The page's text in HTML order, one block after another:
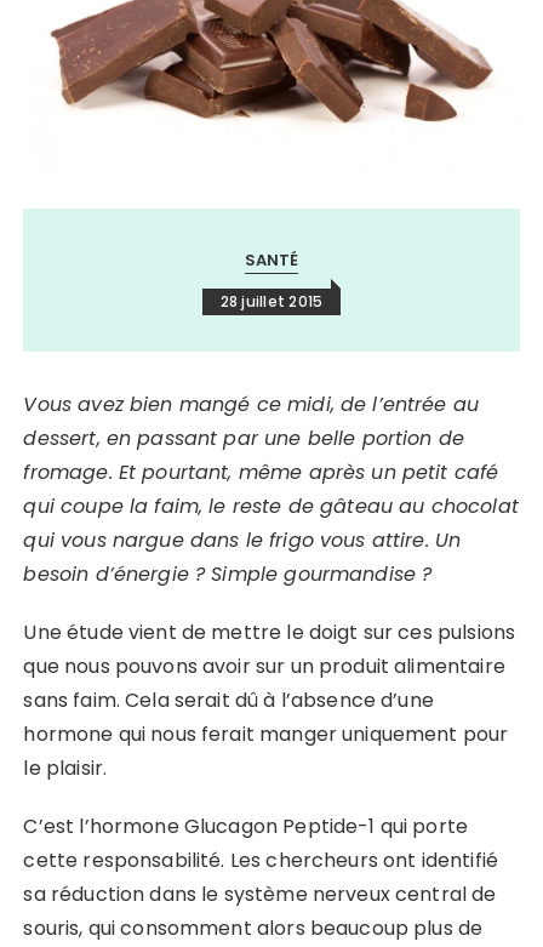
SANTÉ
28 juillet 2015
Vous avez bien mangé ce midi, de l’entrée au
dessert, en passant par une belle portion de
fromage. Et pourtant, même après un petit café
qui coupe la faim, le reste de gâteau au chocolat
qui vous nargue dans le frigo vous attire. Un
besoin d’énergie ? Simple gourmandise ?
Une étude vient de mettre le doigt sur ces pulsions
que nous pouvons avoir sur un produit alimentaire
sans faim. Cela serait dû à l’absence d’une
hormone qui nous ferait manger uniquement pour
le plaisir.
C’est l’hormone Glucagon Peptide-1 qui porte
cette responsabilité. Les chercheurs ont identifié
sa réduction dans le système nerveux central de
souris, qui consomment alors beaucoup plus de